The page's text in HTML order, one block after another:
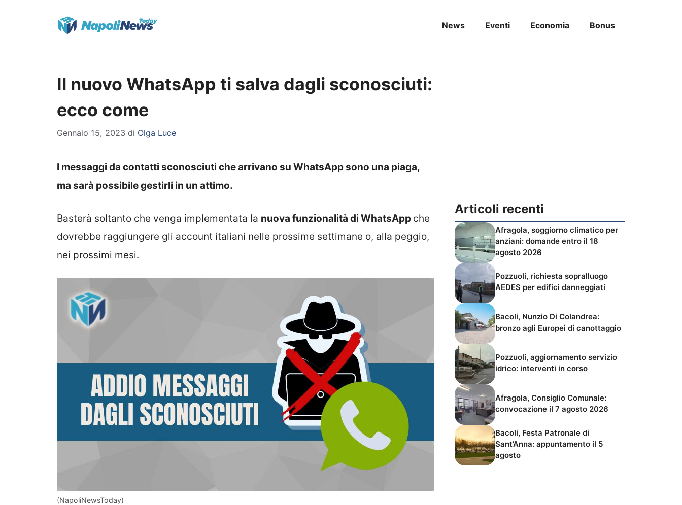
News Eventi Economia Bonus
Il nuovo WhatsApp ti salva dagli sconosciuti:
ecco come
Gennaio 15, 2023 di Olga Luce
I messaggi da contatti sconosciuti che arrivano su WhatsApp sono una piaga,
ma sarà possibile gestirli in un attimo.
Basterà soltanto che venga implementata la nuova funzionalità di WhatsApp che
dovrebbe raggiungere gli account italiani nelle prossime settimane o, alla peggio,
nei prossimi mesi.
(NapoliNewsToday)
Articoli recenti
Afragola, soggiorno climatico per
anziani: domande entro il 18
agosto 2026
Pozzuoli, richiesta sopralluogo
AEDES per edifici danneggiati
Bacoli, Nunzio Di Colandrea:
bronzo agli Europei di canottaggio
Pozzuoli, aggiornamento servizio
idrico: interventi in corso
Afragola, Consiglio Comunale:
convocazione il 7 agosto 2026
Bacoli, Festa Patronale di
Sant’Anna: appuntamento il 5
agosto